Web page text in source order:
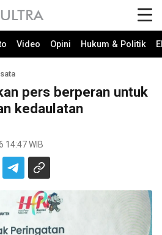
Video Opini Hukum & Politik
pers berperan untuk
kedaulatan
14:47 WIB